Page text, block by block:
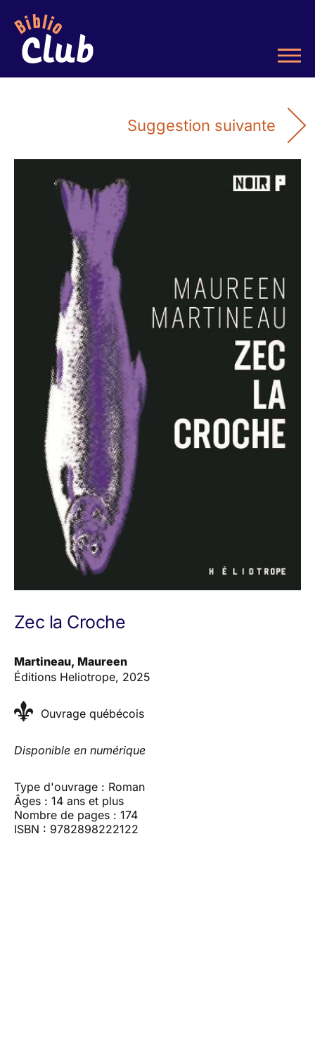
Zec la Croche
Martineau, Maureen
Éditions Heliotrope, 2025
Ouvrage québécois
Disponible en numérique
Type d'ouvrage : Roman
Âges : 14 ans et plus
Nombre de pages : 174
ISBN : 9782898222122
Suggestion suivante